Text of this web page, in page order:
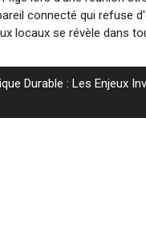
connecté qui refuse
locaux se révèle dans
Durable : Les Enjeux